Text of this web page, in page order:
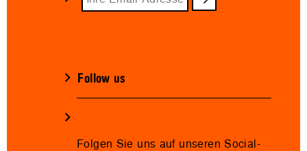
Follow us
Folgen Sie uns auf unseren Social-